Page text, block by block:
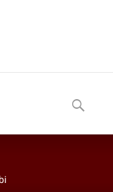
content
Suchen
nach: